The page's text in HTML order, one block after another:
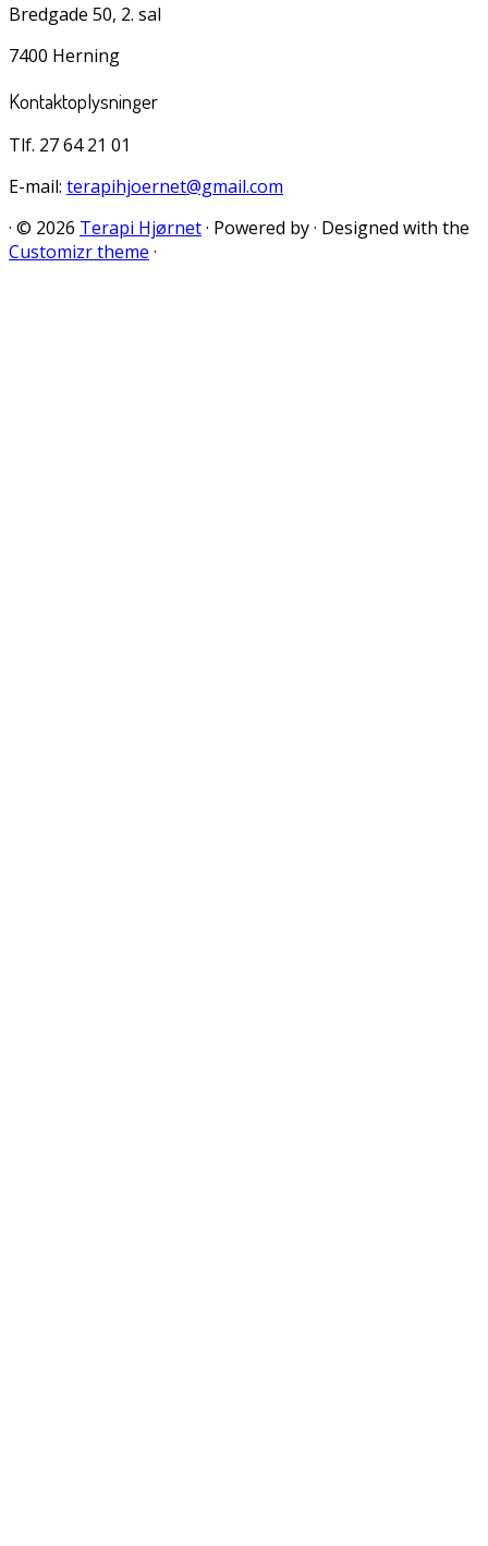
Bredgade 50, 2. sal
7400 Herning
Kontaktoplysninger
Tlf. 27 64 21 01
E-mail: terapihjoernet@gmail.com
· © 2026 Terapi Hjørnet· Powered by· Designed with the
Customizr theme ·